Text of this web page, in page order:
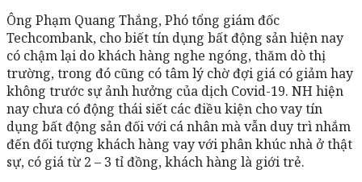
Ông Phạm Quang Thắng, Phó tổng giám đốc
Techcombank, cho biết tín dụng bất động sản hiện nay
có chậm lại do khách hàng nghe ngóng, thăm dò thị
trường, trong đó cũng có tâm lý chờ đợi giá có giảm hay
không trước sự ảnh hưởng của dịch Covid-19. NH hiện
nay chưa có động thái siết các điều kiện cho vay tín
dụng bất động sản đối với cá nhân mà vẫn duy trì nhắm
đến đối tượng khách hàng vay với phân khúc nhà ở thật
sự, có giá từ 2 – 3 tỉ đồng, khách hàng là giới trẻ.